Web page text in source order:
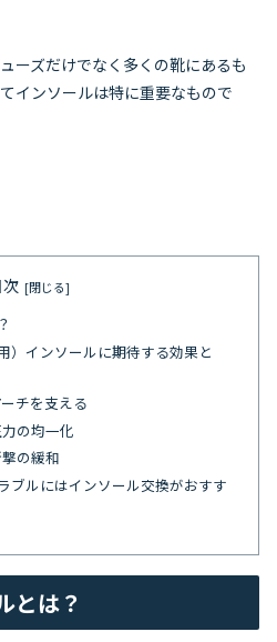
ーズだけでなく多くの靴にあるも
インソールは特に重要なもので
次
）インソールに期待する効果と
チを支える
の均一化
の緩和
ブルにはインソール交換がおすす
とは？